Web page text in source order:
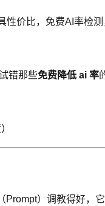
价比，免费AI率检
错那些免费降低 ai 率
Prompt）调教得好，